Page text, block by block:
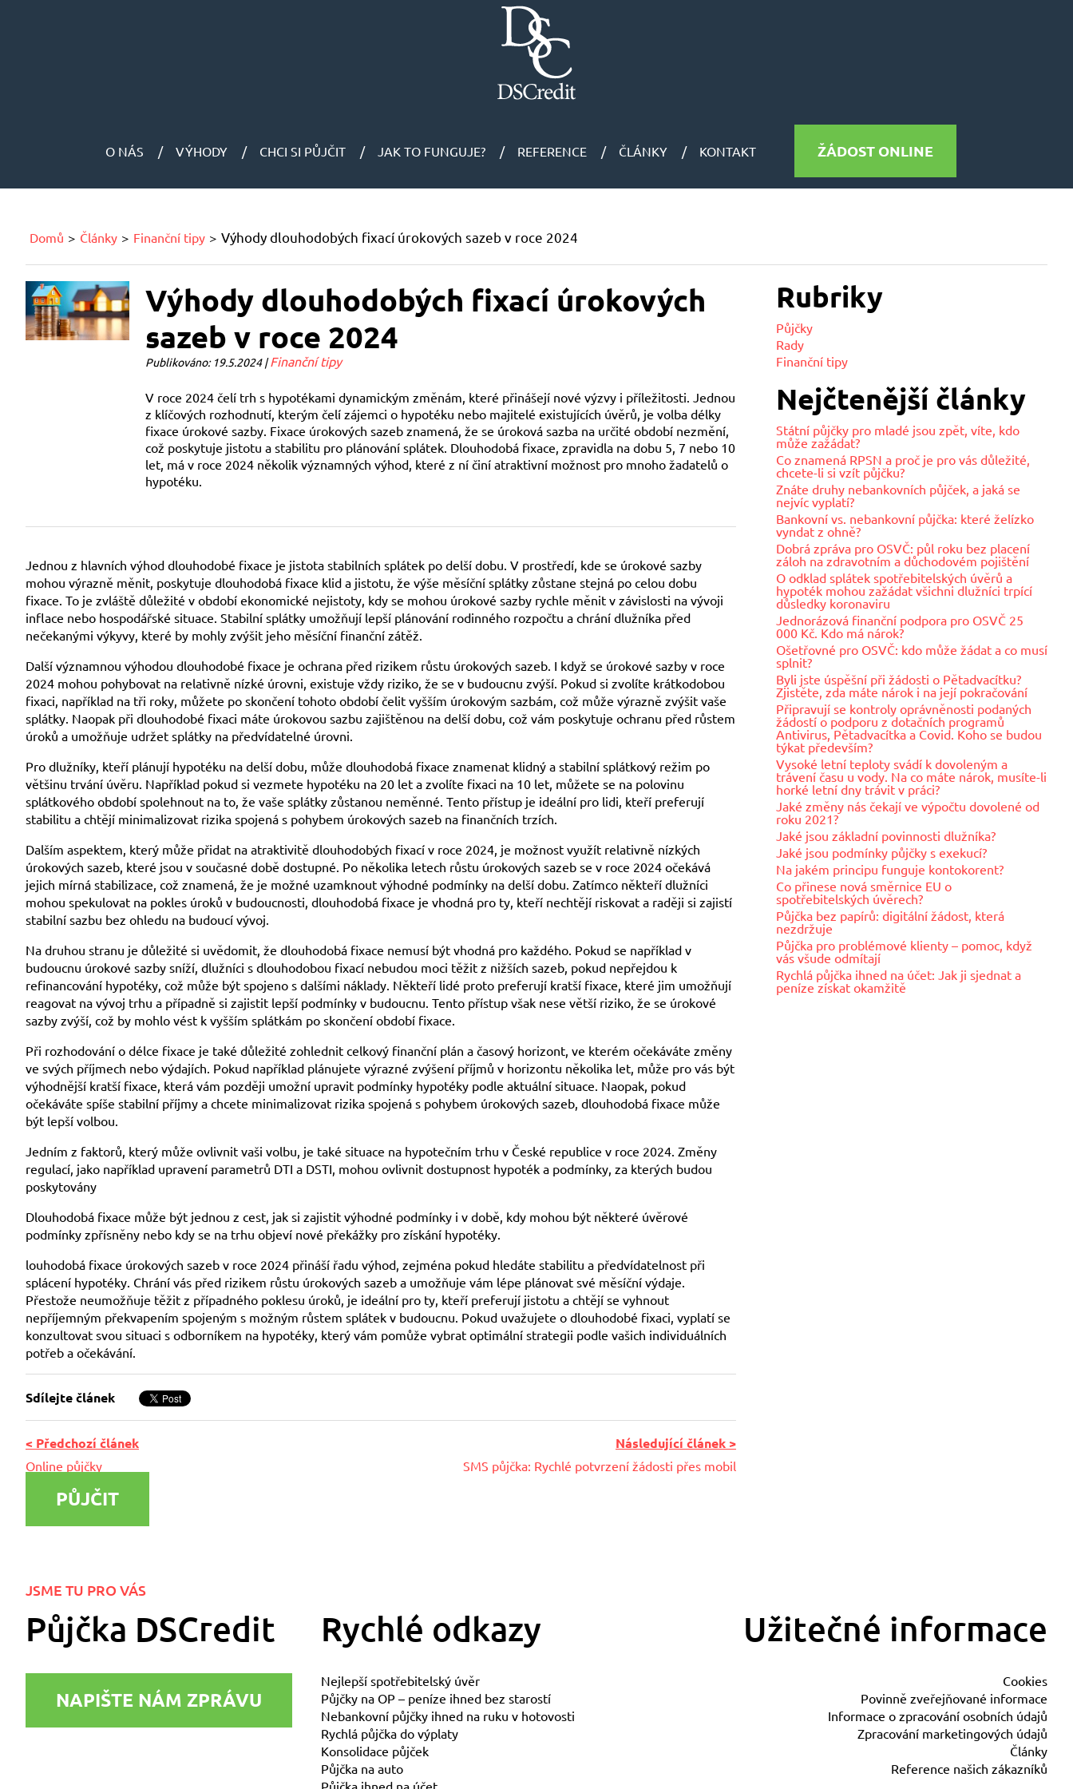
O NÁS VÝHODY CHCI SI PŮJČIT JAK TO FUNGUJE? REFERENCE ČLÁNKY KONTAKT ŽÁDOST ONLINE
Domů Články Finanční tipy Výhody dlouhodobých fixací úrokových sazeb v roce 2024
Výhody dlouhodobých fixací úrokových
sazeb v roce 2024
Publikováno: 19.5.2024 |Finanční tipy
V roce 2024 čelí trh s hypotékami dynamickým změnám, které přinášejí nové výzvy i příležitosti. Jednou
z klíčových rozhodnutí, kterým čelí zájemci o hypotéku nebo majitelé existujících úvěrů, je volba délky
fixace úrokové sazby. Fixace úrokových sazeb znamená, že se úroková sazba na určité období nezmění,
což poskytuje jistotu a stabilitu pro plánování splátek. Dlouhodobá fixace, zpravidla na dobu 5, 7 nebo 10
let, má v roce 2024 několik významných výhod, které z ní činí atraktivní možnost pro mnoho žadatelů o
hypotéku.
Jednou z hlavních výhod dlouhodobé fixace je jistota stabilních splátek po delší dobu. V prostředí, kde se úrokové sazby
mohou výrazně měnit, poskytuje dlouhodobá fixace klid a jistotu, že výše měsíční splátky zůstane stejná po celou dobu
fixace. To je zvláště důležité v období ekonomické nejistoty, kdy se mohou úrokové sazby rychle měnit v závislosti na vývoji
inflace nebo hospodářské situace. Stabilní splátky umožňují lepší plánování rodinného rozpočtu a chrání dlužníka před
nečekanými výkyvy, které by mohly zvýšit jeho měsíční finanční zátěž.
Další významnou výhodou dlouhodobé fixace je ochrana před rizikem růstu úrokových sazeb. I když se úrokové sazby v roce
2024 mohou pohybovat na relativně nízké úrovni, existuje vždy riziko, že se v budoucnu zvýší. Pokud si zvolíte krátkodobou
fixaci, například na tři roky, můžete po skončení tohoto období čelit vyšším úrokovým sazbám, což může výrazně zvýšit vaše
splátky. Naopak při dlouhodobé fixaci máte úrokovou sazbu zajištěnou na delší dobu, což vám poskytuje ochranu před růstem
úroků a umožňuje udržet splátky na předvídatelné úrovni.
Pro dlužníky, kteří plánují hypotéku na delší dobu, může dlouhodobá fixace znamenat klidný a stabilní splátkový režim po
většinu trvání úvěru. Například pokud si vezmete hypotéku na 20 let a zvolíte fixaci na 10 let, můžete se na polovinu
splátkového období spolehnout na to, že vaše splátky zůstanou neměnné. Tento přístup je ideální pro lidi, kteří preferují
stabilitu a chtějí minimalizovat rizika spojená s pohybem úrokových sazeb na finančních trzích.
Dalším aspektem, který může přidat na atraktivitě dlouhodobých fixací v roce 2024, je možnost využít relativně nízkých
úrokových sazeb, které jsou v současné době dostupné. Po několika letech růstu úrokových sazeb se v roce 2024 očekává
jejich mírná stabilizace, což znamená, že je možné uzamknout výhodné podmínky na delší dobu. Zatímco někteří dlužníci
mohou spekulovat na pokles úroků v budoucnosti, dlouhodobá fixace je vhodná pro ty, kteří nechtějí riskovat a raději si zajistí
stabilní sazbu bez ohledu na budoucí vývoj.
Na druhou stranu je důležité si uvědomit, že dlouhodobá fixace nemusí být vhodná pro každého. Pokud se například v
budoucnu úrokové sazby sníží, dlužníci s dlouhodobou fixací nebudou moci těžit z nižších sazeb, pokud nepřejdou k
refinancování hypotéky, což může být spojeno s dalšími náklady. Někteří lidé proto preferují kratší fixace, které jim umožňují
reagovat na vývoj trhu a případně si zajistit lepší podmínky v budoucnu. Tento přístup však nese větší riziko, že se úrokové
sazby zvýší, což by mohlo vést k vyšším splátkám po skončení období fixace.
Při rozhodování o délce fixace je také důležité zohlednit celkový finanční plán a časový horizont, ve kterém očekáváte změny
ve svých příjmech nebo výdajích. Pokud například plánujete výrazné zvýšení příjmů v horizontu několika let, může pro vás být
výhodnější kratší fixace, která vám později umožní upravit podmínky hypotéky podle aktuální situace. Naopak, pokud
očekáváte spíše stabilní příjmy a chcete minimalizovat rizika spojená s pohybem úrokových sazeb, dlouhodobá fixace může
být lepší volbou.
Jedním z faktorů, který může ovlivnit vaši volbu, je také situace na hypotečním trhu v České republice v roce 2024. Změny
regulací, jako například upravení parametrů DTI a DSTI, mohou ovlivnit dostupnost hypoték a podmínky, za kterých budou
poskytovány
Dlouhodobá fixace může být jednou z cest, jak si zajistit výhodné podmínky i v době, kdy mohou být některé úvěrové
podmínky zpřísněny nebo kdy se na trhu objeví nové překážky pro získání hypotéky.
louhodobá fixace úrokových sazeb v roce 2024 přináší řadu výhod, zejména pokud hledáte stabilitu a předvídatelnost při
splácení hypotéky. Chrání vás před rizikem růstu úrokových sazeb a umožňuje vám lépe plánovat své měsíční výdaje.
Přestože neumožňuje těžit z případného poklesu úroků, je ideální pro ty, kteří preferují jistotu a chtějí se vyhnout
nepříjemným překvapením spojeným s možným růstem splátek v budoucnu. Pokud uvažujete o dlouhodobé fixaci, vyplatí se
konzultovat svou situaci s odborníkem na hypotéky, který vám pomůže vybrat optimální strategii podle vašich individuálních
potřeb a očekávání.
Sdílejte článek
< Předchozí článek
Online půjčky
Následující článek >
SMS půjčka: Rychlé potvrzení žádosti přes mobil
PŮJČIT
Rubriky
Půjčky
Rady
Finanční tipy
Nejčtenější články
Státní půjčky pro mladé jsou zpět, víte, kdo
může zažádat?
Co znamená RPSN a proč je pro vás důležité,
chcete-li si vzít půjčku?
Znáte druhy nebankovních půjček, a jaká se
nejvíc vyplatí?
Bankovní vs. nebankovní půjčka: které želízko
vyndat z ohně?
Dobrá zpráva pro OSVČ: půl roku bez placení
záloh na zdravotním a důchodovém pojištění
O odklad splátek spotřebitelských úvěrů a
hypoték mohou zažádat všichni dlužníci trpící
důsledky koronaviru
Jednorázová finanční podpora pro OSVČ 25
000 Kč. Kdo má nárok?
Ošetřovné pro OSVČ: kdo může žádat a co musí
splnit?
Byli jste úspěšní při žádosti o Pětadvacítku?
Zjistěte, zda máte nárok i na její pokračování
Připravují se kontroly oprávněnosti podaných
žádostí o podporu z dotačních programů
Antivirus, Pětadvacítka a Covid. Koho se budou
týkat především?
Vysoké letní teploty svádí k dovoleným a
trávení času u vody. Na co máte nárok, musíte-li
horké letní dny trávit v práci?
Jaké změny nás čekají ve výpočtu dovolené od
roku 2021?
Jaké jsou základní povinnosti dlužníka?
Jaké jsou podmínky půjčky s exekucí?
Na jakém principu funguje kontokorent?
Co přinese nová směrnice EU o
spotřebitelských úvěrech?
Půjčka bez papírů: digitální žádost, která
nezdržuje
Půjčka pro problémové klienty – pomoc, když
vás všude odmítají
Rychlá půjčka ihned na účet: Jak ji sjednat a
peníze získat okamžitě
JSME TU PRO VÁS
Půjčka DSCredit
NAPIŠTE NÁM ZPRÁVU
Rychlé odkazy
Nejlepší spotřebitelský úvěr
Půjčky na OP – peníze ihned bez starostí
Nebankovní půjčky ihned na ruku v hotovosti
Rychlá půjčka do výplaty
Konsolidace půjček
Půjčka na auto
Užitečné informace
Cookies
Povinně zveřejňované informace
Informace o zpracování osobních údajů
Zpracování marketingových údajů
Články
Reference našich zákazníků